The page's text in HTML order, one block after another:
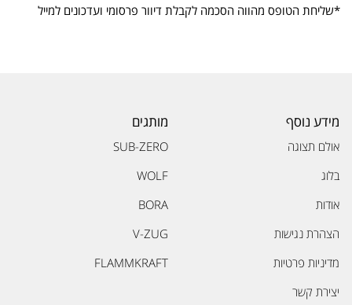
*שליחת הטופס מהווה הסכמה לקבלת דיוור פרסומי ועדכונים למייל
מידע נוסף
אולם תצוגה
בלוג
אודות
הצהרת נגישות
מדיניות פרטיות
יצירת קשר
מותגים
SUB-ZERO
WOLF
BORA
V-ZUG
FLAMMKRAFT